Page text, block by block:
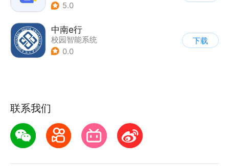
5.0
中南e行
校园智能系统
0.0
下载
联系我们